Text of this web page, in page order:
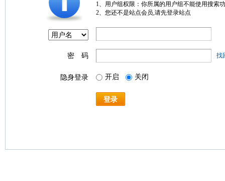
1、用户组权限：你所属的用户组不能使用搜索
2、您还不是站点会员,请先登录站点
密 码 找
隐身登录 开启 关闭
登录